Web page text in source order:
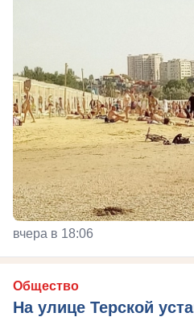
вчера в 18:06
Общество
На улице Терской